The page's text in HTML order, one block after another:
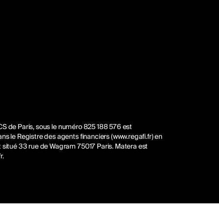
de Paris, sous le numéro 825 188 576 est
le Registre des agents financiers (www.regafi.fr) en
33 rue de Wagram 75017 Paris. Matera est
.